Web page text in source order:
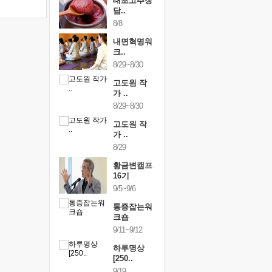
담..
8/8
내면혁명워
크..
8/29~8/30
고도원 작
가 ..
8/29~8/30
고도원 작
가 ..
8/29
황금변캠프
16기
9/5~9/6
통증잡는워
크숍
9/11~9/12
하루명상
[250..